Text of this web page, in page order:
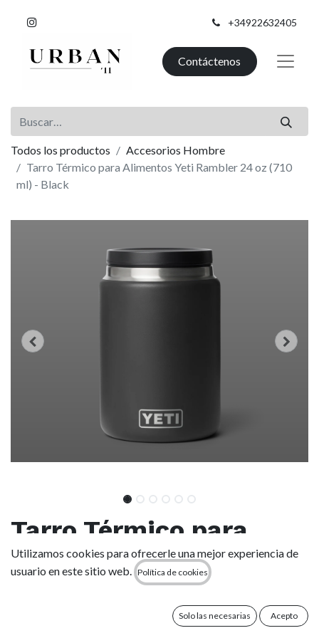
+34922632405
Contáctenos
Todos los productos
Accesorios Hombre
Tarro Térmico para Alimentos Yeti Rambler 24 oz (710
ml) - Black
Tarro Térmico para
Alimentos Yeti Rambler
24 oz (710 ml) - Black
Utilizamos cookies para ofrecerle una mejor experiencia de
usuario en este sitio web.
Política de cookies
Solo las necesarias Acepto